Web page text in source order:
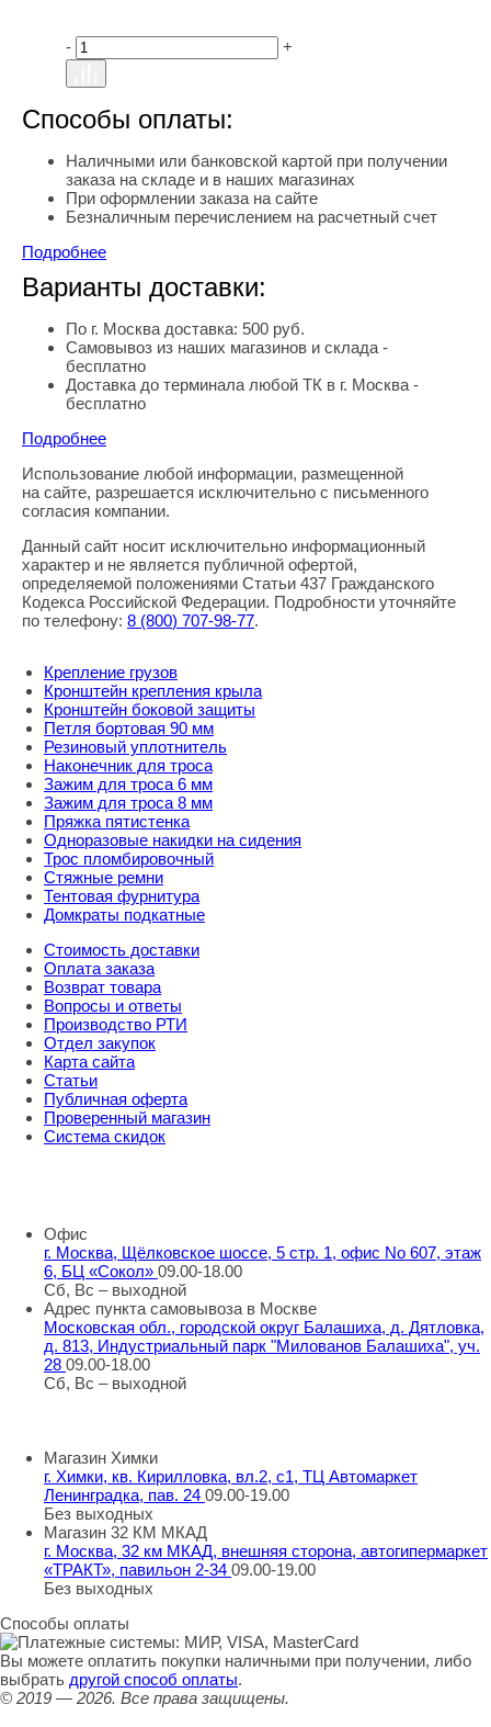
- +
Способы оплаты:
Наличными или банковской картой при получении
заказа на складе и в наших магазинах
При оформлении заказа на сайте
Безналичным перечислением на расчетный счет
Подробнее
Варианты доставки:
По г. Москва доставка: 500 руб.
Самовывоз из наших магазинов и склада -
бесплатно
Доставка до терминала любой ТК в г. Москва -
бесплатно
Подробнее
Правовая информация
Использование любой информации, размещенной
на сайте, разрешается исключительно с письменного
согласия компании.
Данный сайт носит исключительно информационный
характер и не является публичной офертой,
определяемой положениями Статьи 437 Гражданского
Кодекса Российской Федерации. Подробности уточняйте
по телефону: 8 (800) 707-98-77.
Крепление грузов
Кронштейн крепления крыла
Кронштейн боковой защиты
Петля бортовая 90 мм
Резиновый уплотнитель
Наконечник для троса
Зажим для троса 6 мм
Зажим для троса 8 мм
Пряжка пятистенка
Одноразовые накидки на сидения
Трос пломбировочный
Стяжные ремни
Тентовая фурнитура
Домкраты подкатные
Стоимость доставки
Оплата заказа
Возврат товара
Вопросы и ответы
Производство РТИ
Отдел закупок
Карта сайта
Статьи
Публичная оферта
Проверенный магазин
Система скидок
Офис
г. Москва, Щёлковское шоссе, 5 стр. 1, офис No 607, этаж
6, БЦ «Сокол» 09.00-18.00
Сб, Вс – выходной
Адрес пункта самовывоза в Москве
Московская обл., городской округ Балашиха, д. Дятловка,
д. 813, Индустриальный парк "Милованов Балашиха", уч.
28 09.00-18.00
Сб, Вс – выходной
Магазин Химки
г. Химки, кв. Кирилловка, вл.2, с1, ТЦ Автомаркет
Ленинградка, пав. 24 09.00-19.00
Без выходных
Магазин 32 КМ МКАД
г. Москва, 32 км МКАД, внешняя сторона, автогипермаркет
«ТРАКТ», павильон 2-34 09.00-19.00
Без выходных
Способы оплаты
Вы можете оплатить покупки наличными при получении, либо
выбрать другой способ оплаты.
© 2019 — 2026. Все права защищены.